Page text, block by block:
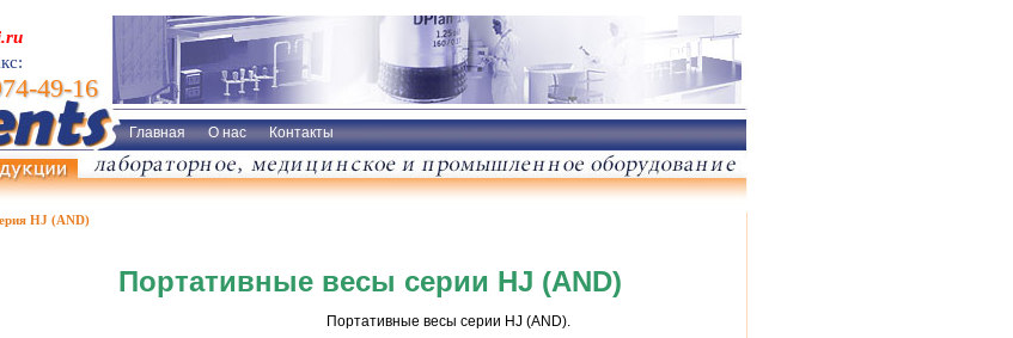
49-16
Главная О нас Контакты
HJ (AND)
Портативные весы серии HJ (AND)
Портативные весы серии HJ (AND).